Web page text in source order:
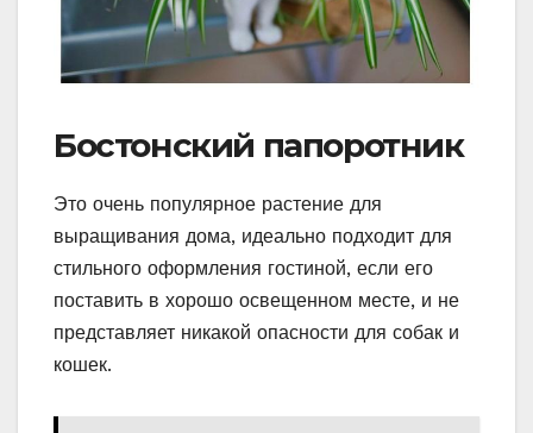
Бостонский папоротник
Это очень популярное растение для
выращивания дома, идеально подходит для
стильного оформления гостиной, если его
поставить в хорошо освещенном месте, и не
представляет никакой опасности для собак и
кошек.